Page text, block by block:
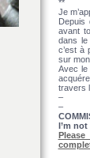
**
Je
Depuis
avant
dans
c’est à
sur
Avec le
travers
–
–
I’m